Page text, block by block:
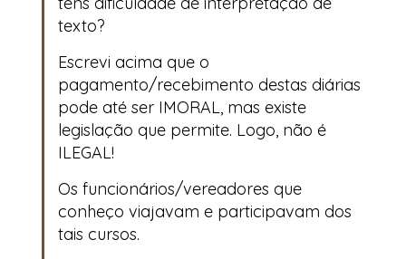
texto?
Escrevi acima que o
pagamento/recebimento destas diárias
pode até ser IMORAL, mas existe
legislação que permite. Logo, não é
ILEGAL!
Os funcionários/vereadores que
conheço viajavam e participavam dos
tais cursos.